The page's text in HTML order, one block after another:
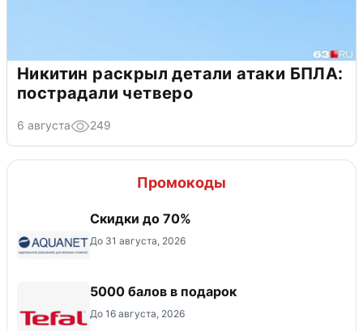
Никитин раскрыл детали атаки БПЛА:
пострадали четверо
6 августа 249
Промокоды
Скидки до 70%
До 31 августа, 2026
5000 балов в подарок
До 16 августа, 2026